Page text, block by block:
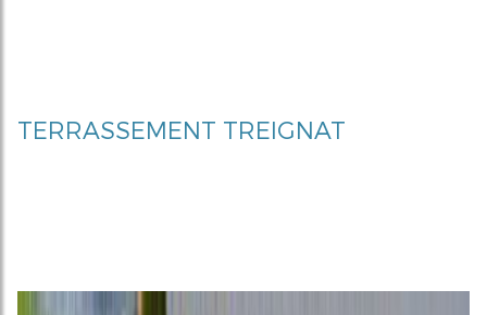
TERRASSEMENT TREIGNAT